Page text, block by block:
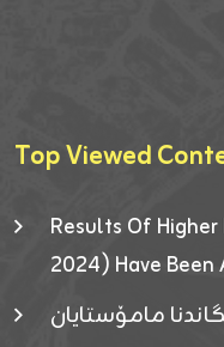
Top Viewed
Results Of
2024) Have Been
مامۆستایان